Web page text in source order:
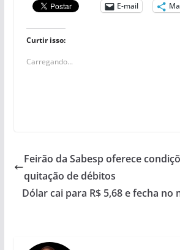
E-mail
Curtir isso:
Carregando...
Feirão da Sabesp oferece
quitação de débitos
Dólar cai para R$ 5,68 e fecha no